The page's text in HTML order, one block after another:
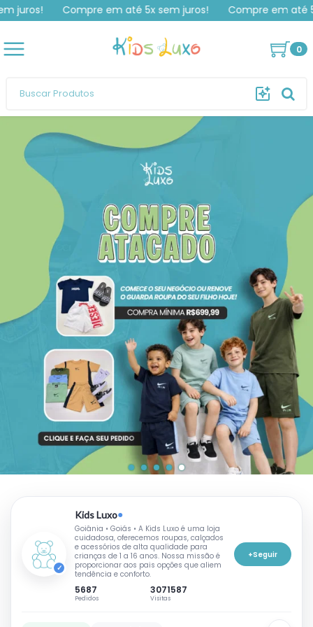
Compre em até 5x sem juros! Compre em até 5x
0
✓
Kids Luxo●
Goiânia • Goiás • A Kids Luxo é uma loja
cuidadosa, oferecemos roupas, calçados
e acessórios de alta qualidade para
crianças de 1 a 16 anos. Nossa missão é
proporcionar aos pais opções que aliem
tendência e conforto.
5687
Pedidos
3071587
Visitas
+Seguir
HagattacomprouTênis Baby Inspiração Vans
Knu Skool.
Compra verificada Pedido de R$ 215,00